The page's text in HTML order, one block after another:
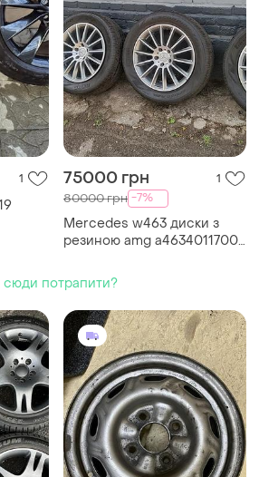
1 75000 грн 1
80000 грн -7%
Mercedes w463 диски з
резиною amg a4634011700
сюди потрапити?